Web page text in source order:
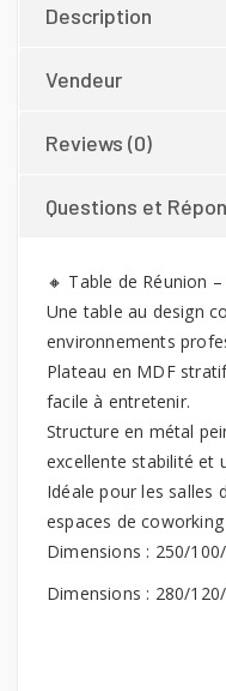
Description
Vendeur
Reviews (0)
Questions et
🔸 Table de Réunion –
Une table au design
environnements
Plateau en MDF
facile à entretenir.
Structure en métal
excellente stabilité et
Idéale pour les salles
espaces de
Dimensions : 250/
Dimensions : 280/